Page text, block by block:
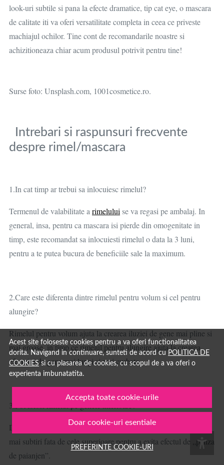
look-uri subtile si pana la efecte dramatice, tip cat eye, o mascara
de calitate iti va oferi versatilitate completa in ceea ce priveste
machiajul ochilor. Tine cont de recomandarile noastre si
achizitioneaza chiar acum produsul potrivit pentru tine!
Surse foto: Unsplash.com, 1001cosmetice.ro.
Intrebari si raspunsuri frecvente
despre rimel/mascara
1.In cat timp ar trebui sa inlocuiesc rimelul?
Termenul de valabilitate arimeluluise va regasi pe ambalaj. In
general, insa, pentru ca mascara isi pierde din omogenitate in
timp, este recomandat sa inlocuiesti rimelul o data la 3 luni,
pentru a te putea bucura de beneficiile sale la maximum.
2.Care este diferenta dintre rimelul pentru volum si cel pentru
alungire?
Rimelul pentru volum ajuta la crearea iluziei de gene mai pline si
mai groase, in timp ce rimelul pentru alungire ajuta la crearea
efectului de gene mai lungi si mai curbate.
3.Pot folosi rimelul pe genele inferioare?
Da, rimelul poate fi aplicat si pe genele inferioare, dar in straturi
mai subtiri fata de cele superioare pentru a evita efectul de „panza
de paianjen”.
Acest site foloseste cookies pentru a va oferi functionalitatea
dorita. Navigand in continuare, sunteti de acord cuPOLITICA DE
COOKIESsi cu plasarea de cookies, cu scopul de a va oferi o
experienta imbunatatita.
Accepta toate cookie-urile
Doar cookie-uri esentiale
PREFERINTE COOKIE-URI